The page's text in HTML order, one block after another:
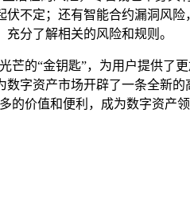
不定；还有智能合约漏洞风
分了解相关的风险和规则。
的“金钥匙”，为用户提供
字资产市场开辟了一条全新
价值和便利，成为数字资产